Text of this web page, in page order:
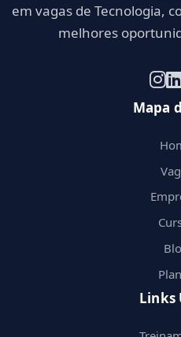
em vagas de Tecnologia,
melhores
Mapa
Links